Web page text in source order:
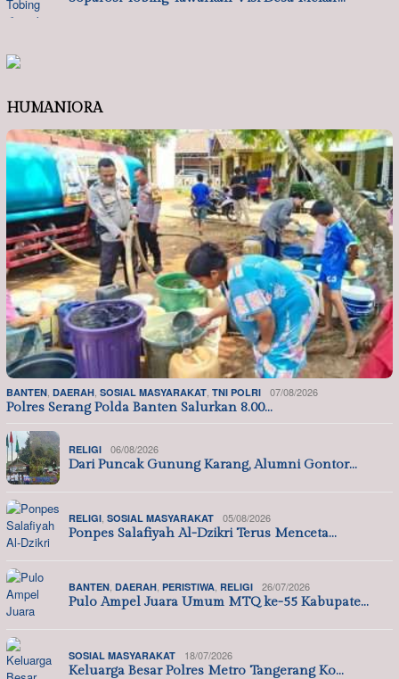
HUMANIORA
BANTEN DAERAH SOSIAL MASYARAKAT TNI POLRI 07/08/2026
Polres Serang Polda Banten Salurkan 8.00…
RELIGI 06/08/2026
Dari Puncak Gunung Karang, Alumni Gontor…
RELIGI SOSIAL MASYARAKAT 05/08/2026
Ponpes Salafiyah Al-Dzikri Terus Menceta…
BANTEN DAERAH PERISTIWA RELIGI 26/07/2026
Pulo Ampel Juara Umum MTQ ke-55 Kabupate…
SOSIAL MASYARAKAT 18/07/2026
Keluarga Besar Polres Metro Tangerang Ko…